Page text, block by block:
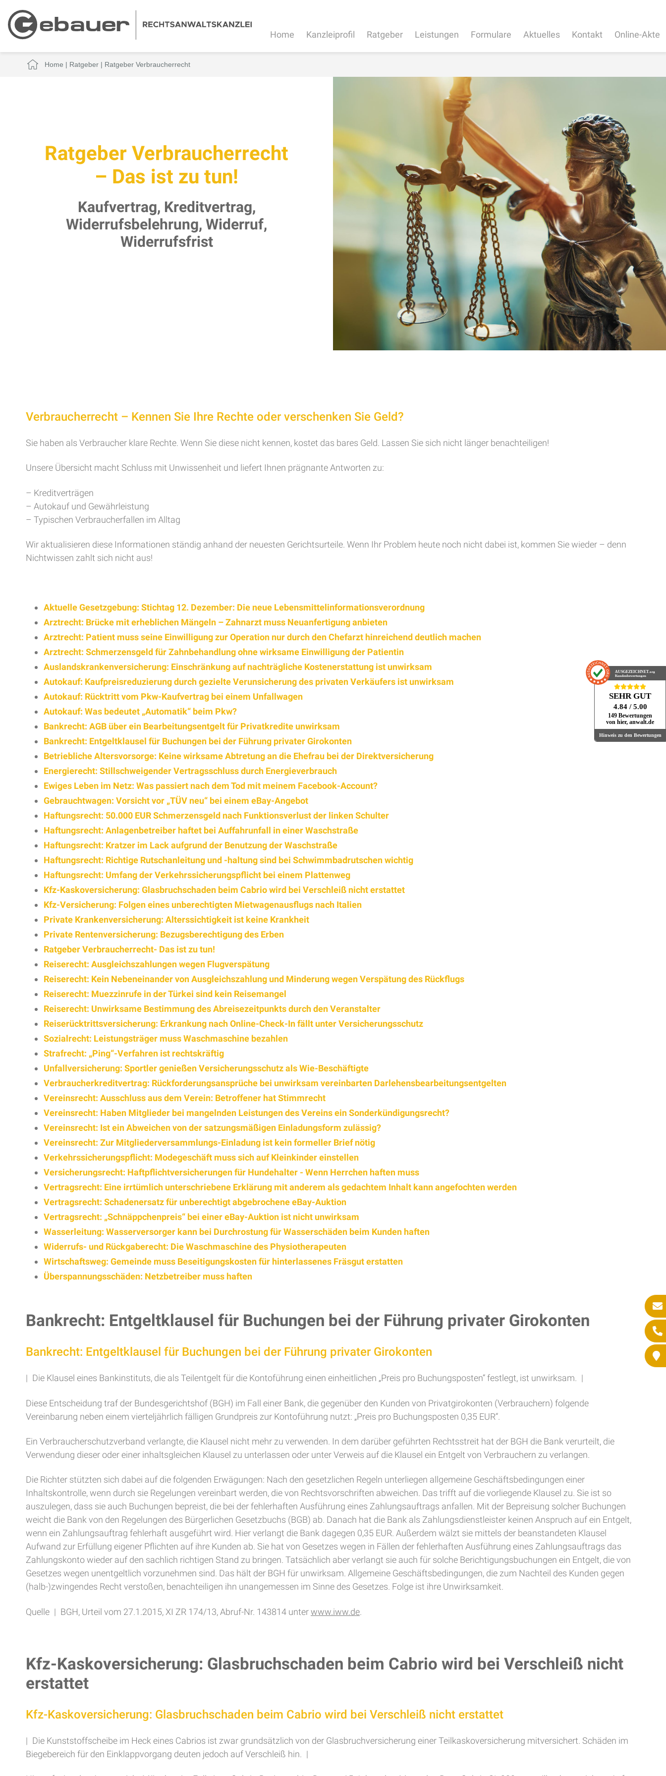
Home Kanzleiprofil Ratgeber Leistungen Formulare Aktuelles Kontakt Online-Akte
Home | Ratgeber| Ratgeber Verbraucherrecht
Ratgeber Verbraucherrecht
– Das ist zu tun!
Kaufvertrag, Kreditvertrag,
Widerrufsbelehrung, Widerruf,
Widerrufsfrist
Verbraucherrecht – Kennen Sie Ihre Rechte oder verschenken Sie Geld?
Sie haben als Verbraucher klare Rechte. Wenn Sie diese nicht kennen, kostet das bares Geld. Lassen Sie sich nicht länger benachteiligen!
Unsere Übersicht macht Schluss mit Unwissenheit und liefert Ihnen prägnante Antworten zu:
– Kreditverträgen
– Autokauf und Gewährleistung
– Typischen Verbraucherfallen im Alltag
Wir aktualisieren diese Informationen ständig anhand der neuesten Gerichtsurteile. Wenn Ihr Problem heute noch nicht dabei ist, kommen Sie wieder – denn
Nichtwissen zahlt sich nicht aus!
Aktuelle Gesetzgebung: Stichtag 12. Dezember: Die neue Lebensmittelinformationsverordnung
Arztrecht: Brücke mit erheblichen Mängeln – Zahnarzt muss Neuanfertigung anbieten
Arztrecht: Patient muss seine Einwilligung zur Operation nur durch den Chefarzt hinreichend deutlich machen
Arztrecht: Schmerzensgeld für Zahnbehandlung ohne wirksame Einwilligung der Patientin
Auslandskrankenversicherung: Einschränkung auf nachträgliche Kostenerstattung ist unwirksam
Autokauf: Kaufpreisreduzierung durch gezielte Verunsicherung des privaten Verkäufers ist unwirksam
Autokauf: Rücktritt vom Pkw-Kaufvertrag bei einem Unfallwagen
Autokauf: Was bedeutet „Automatik“ beim Pkw?
Bankrecht: AGB über ein Bearbeitungsentgelt für Privatkredite unwirksam
Bankrecht: Entgeltklausel für Buchungen bei der Führung privater Girokonten
Betriebliche Altersvorsorge: Keine wirksame Abtretung an die Ehefrau bei der Direktversicherung
Energierecht: Stillschweigender Vertragsschluss durch Energieverbrauch
Ewiges Leben im Netz: Was passiert nach dem Tod mit meinem Facebook-Account?
Gebrauchtwagen: Vorsicht vor „TÜV neu“ bei einem eBay-Angebot
Haftungsrecht: 50.000 EUR Schmerzensgeld nach Funktionsverlust der linken Schulter
Haftungsrecht: Anlagenbetreiber haftet bei Auffahrunfall in einer Waschstraße
Haftungsrecht: Kratzer im Lack aufgrund der Benutzung der Waschstraße
Haftungsrecht: Richtige Rutschanleitung und -haltung sind bei Schwimmbadrutschen wichtig
Haftungsrecht: Umfang der Verkehrssicherungspflicht bei einem Plattenweg
Kfz-Kaskoversicherung: Glasbruchschaden beim Cabrio wird bei Verschleiß nicht erstattet
Kfz-Versicherung: Folgen eines unberechtigten Mietwagenausflugs nach Italien
Private Krankenversicherung: Alterssichtigkeit ist keine Krankheit
Private Rentenversicherung: Bezugsberechtigung des Erben
Ratgeber Verbraucherrecht- Das ist zu tun!
Reiserecht: Ausgleichszahlungen wegen Flugverspätung
Reiserecht: Kein Nebeneinander von Ausgleichszahlung und Minderung wegen Verspätung des Rückflugs
Reiserecht: Muezzinrufe in der Türkei sind kein Reisemangel
Reiserecht: Unwirksame Bestimmung des Abreisezeitpunkts durch den Veranstalter
Reiserücktrittsversicherung: Erkrankung nach Online-Check-In fällt unter Versicherungsschutz
Sozialrecht: Leistungsträger muss Waschmaschine bezahlen
Strafrecht: „Ping“-Verfahren ist rechtskräftig
Unfallversicherung: Sportler genießen Versicherungsschutz als Wie-Beschäftigte
Verbraucherkreditvertrag: Rückforderungsansprüche bei unwirksam vereinbarten Darlehensbearbeitungsentgelten
Vereinsrecht: Ausschluss aus dem Verein: Betroffener hat Stimmrecht
Vereinsrecht: Haben Mitglieder bei mangelnden Leistungen des Vereins ein Sonderkündigungsrecht?
Vereinsrecht: Ist ein Abweichen von der satzungsmäßigen Einladungsform zulässig?
Vereinsrecht: Zur Mitgliederversammlungs-Einladung ist kein formeller Brief nötig
Verkehrssicherungspflicht: Modegeschäft muss sich auf Kleinkinder einstellen
Versicherungsrecht: Haftpflichtversicherungen für Hundehalter - Wenn Herrchen haften muss
Vertragsrecht: Eine irrtümlich unterschriebene Erklärung mit anderem als gedachtem Inhalt kann angefochten werden
Vertragsrecht: Schadenersatz für unberechtigt abgebrochene eBay-Auktion
Vertragsrecht: „Schnäppchenpreis“ bei einer eBay-Auktion ist nicht unwirksam
Wasserleitung: Wasserversorger kann bei Durchrostung für Wasserschäden beim Kunden haften
Widerrufs- und Rückgaberecht: Die Waschmaschine des Physiotherapeuten
Wirtschaftsweg: Gemeinde muss Beseitigungskosten für hinterlassenes Fräsgut erstatten
Überspannungsschäden: Netzbetreiber muss haften
Bankrecht: Entgeltklausel für Buchungen bei der Führung privater Girokonten
Bankrecht: Entgeltklausel für Buchungen bei der Führung privater Girokonten
| Die Klausel eines Bankinstituts, die als Teilentgelt für die Kontoführung einen einheitlichen „Preis pro Buchungsposten“ festlegt, ist unwirksam. |
Diese Entscheidung traf der Bundesgerichtshof (BGH) im Fall einer Bank, die gegenüber den Kunden von Privatgirokonten (Verbrauchern) folgende
Vereinbarung neben einem vierteljährlich fälligen Grundpreis zur Kontoführung nutzt: „Preis pro Buchungsposten 0,35 EUR“.
Ein Verbraucherschutzverband verlangte, die Klausel nicht mehr zu verwenden. In dem darüber geführten Rechtsstreit hat der BGH die Bank verurteilt, die
Verwendung dieser oder einer inhaltsgleichen Klausel zu unterlassen oder unter Verweis auf die Klausel ein Entgelt von Verbrauchern zu verlangen.
Die Richter stützten sich dabei auf die folgenden Erwägungen: Nach den gesetzlichen Regeln unterliegen allgemeine Geschäftsbedingungen einer
Inhaltskontrolle, wenn durch sie Regelungen vereinbart werden, die von Rechtsvorschriften abweichen. Das trifft auf die vorliegende Klausel zu. Sie ist so
auszulegen, dass sie auch Buchungen bepreist, die bei der fehlerhaften Ausführung eines Zahlungsauftrags anfallen. Mit der Bepreisung solcher Buchungen
weicht die Bank von den Regelungen des Bürgerlichen Gesetzbuchs (BGB) ab. Danach hat die Bank als Zahlungsdienstleister keinen Anspruch auf ein Entgelt,
wenn ein Zahlungsauftrag fehlerhaft ausgeführt wird. Hier verlangt die Bank dagegen 0,35 EUR. Außerdem wälzt sie mittels der beanstandeten Klausel
Aufwand zur Erfüllung eigener Pflichten auf ihre Kunden ab. Sie hat von Gesetzes wegen in Fällen der fehlerhaften Ausführung eines Zahlungsauftrags das
Zahlungskonto wieder auf den sachlich richtigen Stand zu bringen. Tatsächlich aber verlangt sie auch für solche Berichtigungsbuchungen ein Entgelt, die von
Gesetzes wegen unentgeltlich vorzunehmen sind. Das hält der BGH für unwirksam. Allgemeine Geschäftsbedingungen, die zum Nachteil des Kunden gegen
(halb-)zwingendes Recht verstoßen, benachteiligen ihn unangemessen im Sinne des Gesetzes. Folge ist ihre Unwirksamkeit.
Quelle | BGH, Urteil vom 27.1.2015, XI ZR 174/13, Abruf-Nr. 143814 unterwww.iww.de
Kfz-Kaskoversicherung: Glasbruchschaden beim Cabrio wird bei Verschleiß nicht
erstattet
Kfz-Kaskoversicherung: Glasbruchschaden beim Cabrio wird bei Verschleiß nicht erstattet
| Die Kunststoffscheibe im Heck eines Cabrios ist zwar grundsätzlich von der Glasbruchversicherung einer Teilkaskoversicherung mitversichert. Schäden im
Biegebereich für den Einklappvorgang deuten jedoch auf Verschleiß hin. |
AUSGEZEICHNET .org
Kundenbewertungen
SEHR GUT
4.84 / 5.00
149 Bewertungen
von hier, anwalt.de
Hinweis zu den Bewertungen